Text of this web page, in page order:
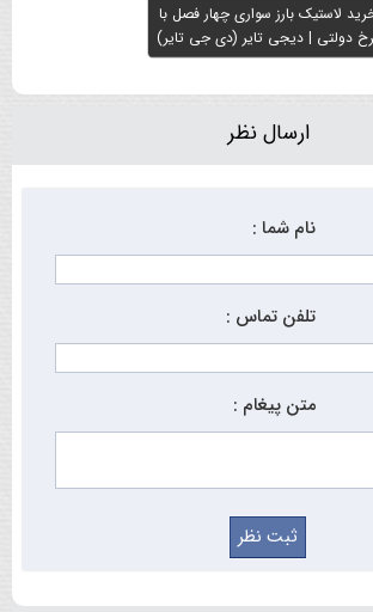
لاستیک بارز سواری چهار فصل با
دولتی | دیجی تایر (دی جی تایر)
ارسال نظر
نام شما :
تلفن تماس :
متن پیغام :